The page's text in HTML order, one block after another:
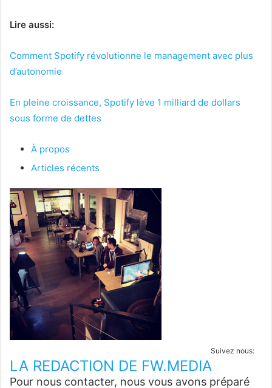
Lire aussi:
Comment Spotify révolutionne le management avec plus
d’autonomie
En pleine croissance, Spotify lève 1 milliard de dollars
sous forme de dettes
À propos
Articles récents
Suivez nous:
LA REDACTION DE FW.MEDIA
Pour nous contacter, nous vous avons préparé